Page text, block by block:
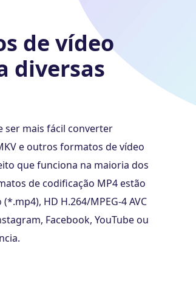
de vídeo
diversas
ser mais fácil converter
e outros formatos de vídeo
que funciona na maioria dos
de codificação MP4 estão
HD H.264/MPEG-4 AVC
Facebook, YouTube ou